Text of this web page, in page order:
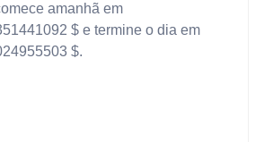
amanhã em
$ e termine o dia em
$.